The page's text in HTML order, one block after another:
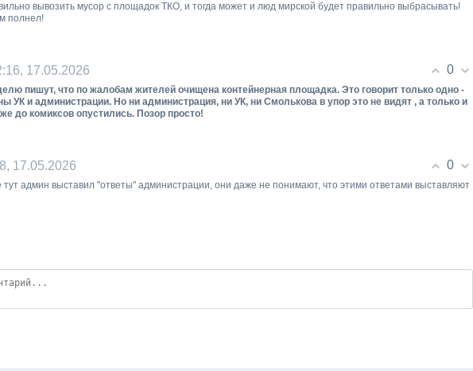
вывозить мусор с площадок ТКО, и тогда может и люд мирской будет правильно выбрасывать!
полнел!
0
17.05.2026
пишут, что по жалобам жителей очищена контейнерная площадка. Это говорит только одно -
УК и администрации. Но ни администрация, ни УК, ни Смолькова в упор это не видят , а только и
до комиксов опустились. Позор просто!
0
17.05.2026
тут админ выставил "ответы" администрации, они даже не понимают, что этими ответами выставляют